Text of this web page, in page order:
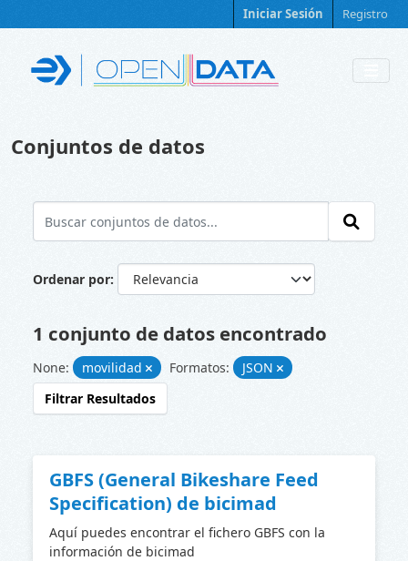
Iniciar Sesión Registro
Conjuntos de datos
Ordenar por
1 conjunto de datos encontrado
None: movilidad Formatos:
JSON
Filtrar Resultados
GBFS (General Bikeshare Feed
Specification) de bicimad
Aquí puedes encontrar el fichero GBFS con la
información de bicimad